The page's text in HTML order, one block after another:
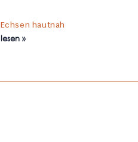
Echsen hautnah
lesen »